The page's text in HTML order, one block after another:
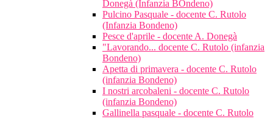
Donegà (Infanzia BOndeno)
Pulcino Pasquale - docente C. Rutolo
(Infanzia Bondeno)
Pesce d'aprile - docente A. Donegà
"Lavorando... docente C. Rutolo (infanzia
Bondeno)
Apetta di primavera - docente C. Rutolo
(infanzia Bondeno)
I nostri arcobaleni - docente C. Rutolo
(infanzia Bondeno)
Gallinella pasquale - docente C. Rutolo